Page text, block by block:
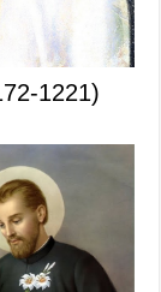
1221)